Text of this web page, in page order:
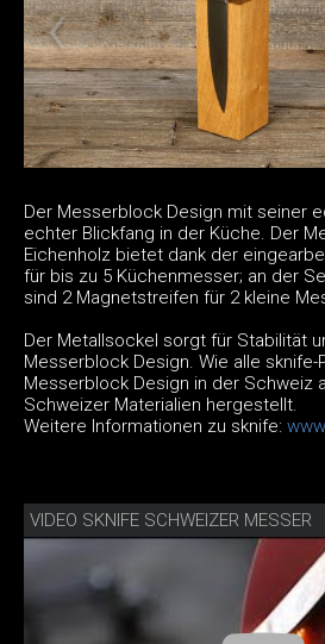
Der Messerblock Design mit seiner
echter Blickfang in der Küche. Der
Eichenholz bietet dank der
für bis zu 5 Küchenmesser; an der
sind 2 Magnetstreifen für 2 kleine
Der Metallsockel sorgt für Stabilität
Messerblock Design. Wie alle
Messerblock Design in der Schweiz
Schweizer Materialien hergestellt.
Weitere Informationen zu sknife:
VIDEO SKNIFE SCHWEIZER MESSER